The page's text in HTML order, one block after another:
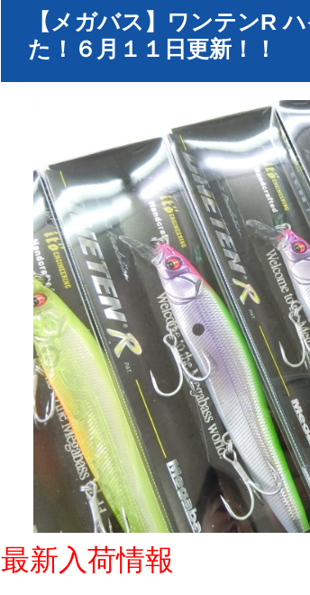
【メガバス】ワンテンR
た！６月１１日更新！！
最新入荷情報